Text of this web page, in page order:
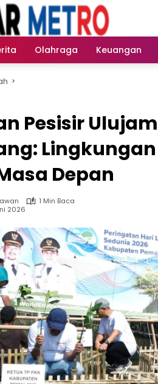
Olahraga Keuangan
Pesisir
Depan
1 Min Baca
2026